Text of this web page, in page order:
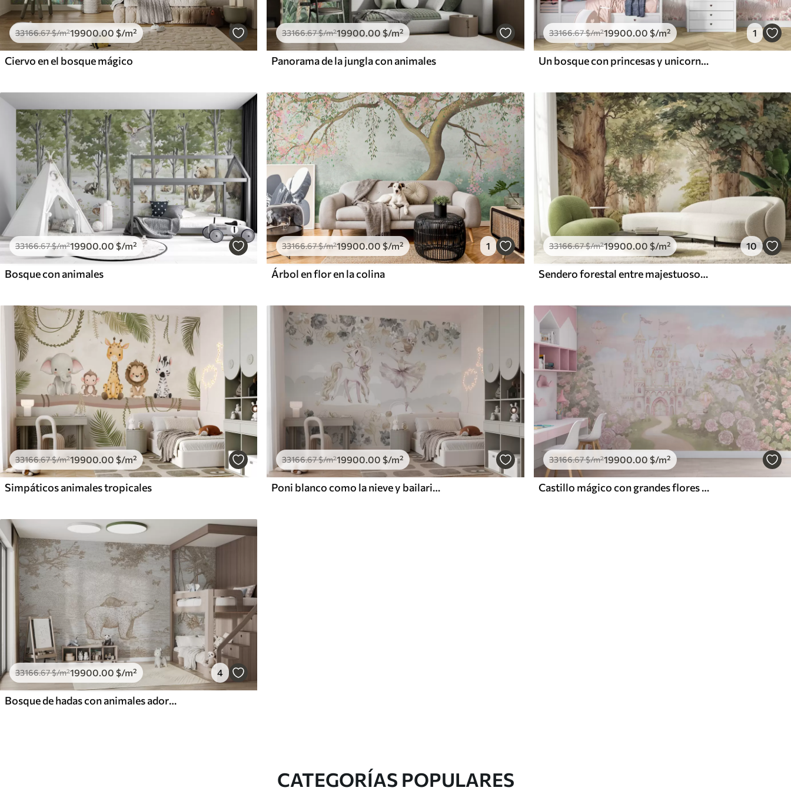
33166.67$/m²19900.00 $/m²
Ciervo en el bosque mágico
33166.67$/m²19900.00 $/m²
Panorama de la jungla con animales
33166.67$/m²19900 .00 $/m² 1
Un bosque con princesas y unicornios
33166.67$/m²19900.00 $/m²
Bosque con animales
33166.67$/m²19900.00$/m² 1
Árbol en flor en la colina
33166.67$/m²19900.00 $/m² 10
Sendero forestal entre majestuosos árboles en estilo acuarela
33166.67$/m²19900 .00 $/m²
Simpáticos animales tropicales
33166.67$/m²19900 .00 $/m²
Poni blanco como la nieve y bailarina entre flores y nubes
33166.67$/m²19900 .00 $/m²
Castillo mágico con grandes flores y árboles
33166.67$/m²19900.00 $/m² 4
Bosque de hadas con animales adorables
CATEGORÍAS POPULARES